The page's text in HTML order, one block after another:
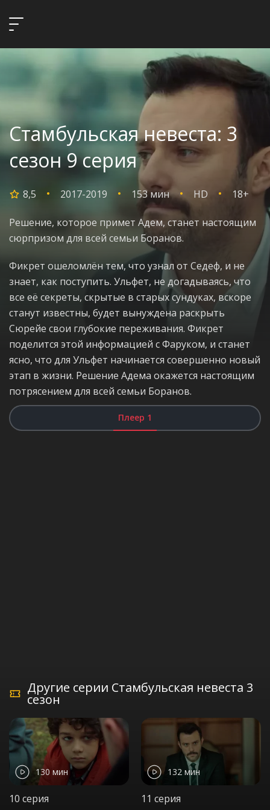
Стамбульская невеста: 3
сезон 9 серия
8,5 2017-2019 153 мин HD 18+
Решение, которое примет Адем, станет настоящим
сюрпризом для всей семьи Боранов.
Фикрет ошеломлён тем, что узнал от Седеф, и не
знает, как поступить. Ульфет, не догадываясь, что
все её секреты, скрытые в старых сундуках, вскоре
станут известны, будет вынуждена раскрыть
Сюрейе свои глубокие переживания. Фикрет
поделится этой информацией с Фаруком, и станет
ясно, что для Ульфет начинается совершенно новый
этап в жизни. Решение Адема окажется настоящим
потрясением для всей семьи Боранов.
Плеер 1
Другие серии Стамбульская невеста 3
сезон
130 мин
10 серия
132 мин
11 серия